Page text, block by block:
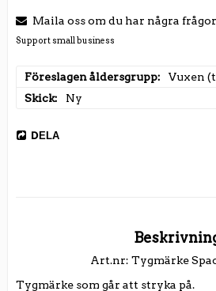
Maila oss om du har några
Support small business
Föreslagen åldersgrupp
Vuxen
Skick
Ny
DELA
Art.nr: Tygmärke
Tygmärke som går att stryka på.